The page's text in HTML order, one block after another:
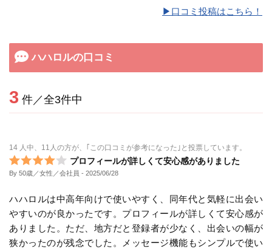
▶︎口コミ投稿はこちら！
ハハロルの口コミ
3 件／全3件中
14 人中、11人の方が、｢この口コミが参考になった｣と投票しています。
プロフィールが詳しくて安心感がありました
By 50歳／女性／会社員 - 2025/06/28
ハハロルは中高年向けで使いやすく、同年代と気軽に出会い
やすいのが良かったです。プロフィールが詳しくて安心感が
ありました。ただ、地方だと登録者が少なく、出会いの幅が
狭かったのが残念でした。メッセージ機能もシンプルで使い